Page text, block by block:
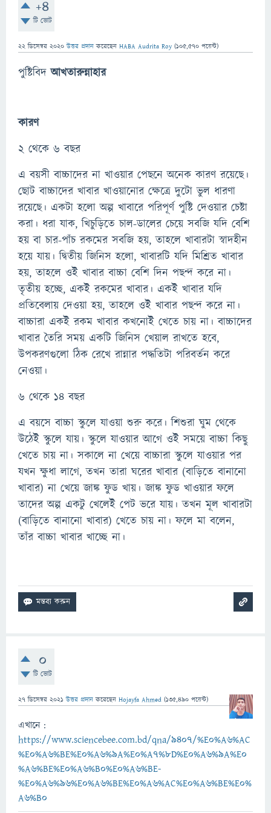
+4
টি ভোট
22 ডিসেম্বর 2020 উত্তর প্রদান করেছেন HABA Audrita Roy (105,570 পয়েন্ট)
পুষ্টিবিদআখতারুন্নাহার
কারণ
২ থেকে ৬ বছর
এ বয়সী বাচ্চাদের না খাওয়ার পেছনে অনেক কারণ রয়েছে।
ছোট বাচ্চাদের খাবার খাওয়ানোর ক্ষেত্রে দুটো ভুল ধারণা
রয়েছে। একটা হলো অল্প খাবারে পরিপূর্ণ পুষ্টি দেওয়ার চেষ্টা
করা। ধরা যাক, খিচুড়িতে চাল-ডালের চেয়ে সবজি যদি বেশি
হয় বা চার-পাঁচ রকমের সবজি হয়, তাহলে খাবারটা স্বাদহীন
হয়ে যায়। দ্বিতীয় জিনিস হলো, খাবারটি যদি মিশ্রিত খাবার
হয়, তাহলে ওই খাবার বাচ্চা বেশি দিন পছন্দ করে না।
তৃতীয় হচ্ছে, একই রকমের খাবার। একই খাবার যদি
প্রতিবেলায় দেওয়া হয়, তাহলে ওই খাবার পছন্দ করে না।
বাচ্চারা একই রকম খাবার কখনোই খেতে চায় না। বাচ্চাদের
খাবার তৈরি সময় একটি জিনিস খেয়াল রাখতে হবে,
উপকরণগুলো ঠিক রেখে রান্নার পদ্ধতিটা পরিবর্তন করে
নেওয়া।
৬ থেকে ১৪ বছর
এ বয়সে বাচ্চা স্কুলে যাওয়া শুরু করে। শিশুরা ঘুম থেকে
উঠেই স্কুলে যায়। স্কুলে যাওয়ার আগে ওই সময়ে বাচ্চা কিছু
খেতে চায় না। সকালে না খেয়ে বাচ্চারা স্কুলে যাওয়ার পর
যখন ক্ষুধা লাগে, তখন তারা ঘরের খাবার (বাড়িতে বানানো
খাবার) না খেয়ে জাঙ্ক ফুড খায়। জাঙ্ক ফুড খাওয়ার ফলে
তাদের অল্প একটু খেলেই পেট ভরে যায়। তখন মূল খাবারটা
(বাড়িতে বানানো খাবার) খেতে চায় না। ফলে মা বলেন,
তাঁর বাচ্চা খাবার খাচ্ছে না।
0
টি ভোট
27 ডিসেম্বর 2021 উত্তর প্রদান করেছেন Hojayfa Ahmed (135,490 পয়েন্ট)
এখানে :
https://www.sciencebee.com.bd/qna/9407/%E0%A6%AC
%E0%A6%BE%E0%A6%9A%E0%A7%8D%E0%A6%9A%E0
%A6%BE%E0%A6%B0%E0%A6%BE-
%E0%A6%96%E0%A6%BE%E0%A6%AC%E0%A6%BE%E0%
A6%B0